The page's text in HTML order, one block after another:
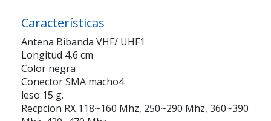
Características
Antena Bibanda VHF/ UHF1
Longitud 4,6 cm
Color negra
Conector SMA macho4
leso 15 g.
Recpcion RX 118~160 Mhz, 250~290 Mhz, 360~390